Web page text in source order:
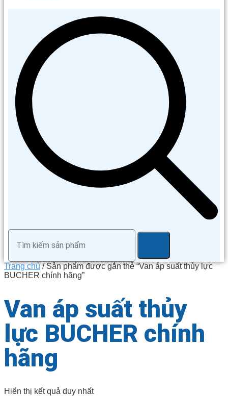
Trang chủ/ Sản phẩm được gắn thẻ “Van áp suất thủy lực
BUCHER chính hãng”
Van áp suất thủy
lực BUCHER chính
hãng
Hiển thị kết quả duy nhất